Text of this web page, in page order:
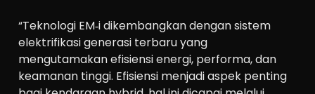
“Teknologi EM‑i dikembangkan dengan sistem
elektrifikasi generasi terbaru yang
mengutamakan efisiensi energi, performa, dan
keamanan tinggi. Efisiensi menjadi aspek penting